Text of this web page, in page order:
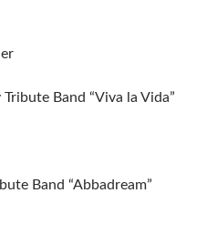
Band “Viva la Vida”
Band “Abbadream”